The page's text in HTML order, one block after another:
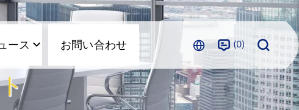
ース お問い合わせ 0